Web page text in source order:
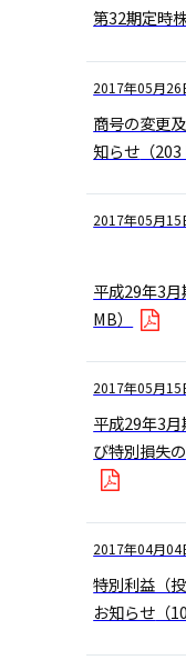
第32期定時
2017年05月26
商号の変更
知らせ （203
2017年05月15
平成29年3
MB）
2017年05月15
平成29年3
び特別損失
2017年04月04
特別利益（
お知らせ （